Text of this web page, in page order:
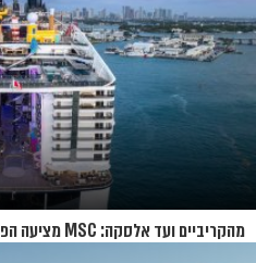
מהקריביים ועד אלסקה: MSC מציעה הפלגות החל מ-673 דולר